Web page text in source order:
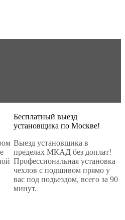
Бесплатный выезд
установщика по Москве!
Выезд установщика в
пределах МКАД без доплат!
Профессиональная установка
чехлов с подшивом прямо у
вас под подьездом, всего за 90
минут.